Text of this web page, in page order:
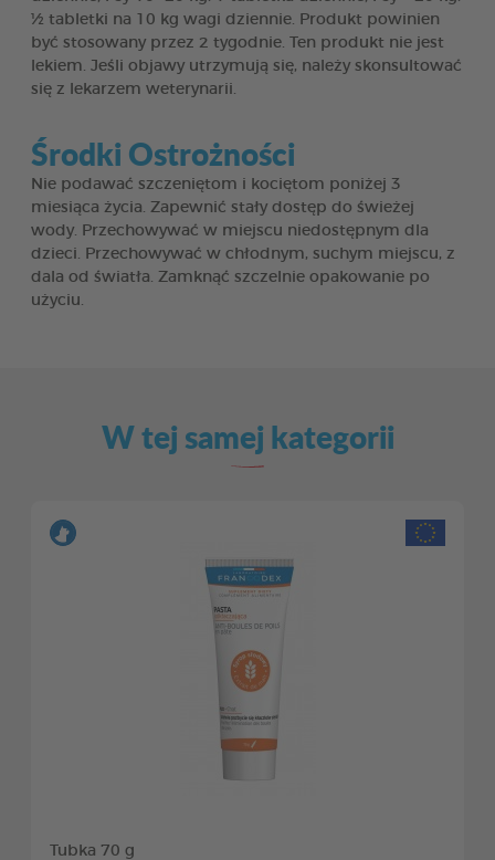
½ tabletki na 10 kg wagi dziennie. Produkt powinien
być stosowany przez 2 tygodnie. Ten produkt nie jest
lekiem. Jeśli objawy utrzymują się, należy skonsultować
się z lekarzem weterynarii.
Środki Ostrożności
Nie podawać szczeniętom i kociętom poniżej 3
miesiąca życia. Zapewnić stały dostęp do świeżej
wody. Przechowywać w miejscu niedostępnym dla
dzieci. Przechowywać w chłodnym, suchym miejscu, z
dala od światła. Zamknąć szczelnie opakowanie po
użyciu.
W tej samej kategorii
Tubka 70 g